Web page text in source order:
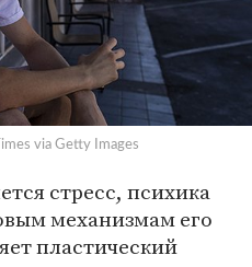
via Getty Images
стресс, психика
механизмам его
пластический